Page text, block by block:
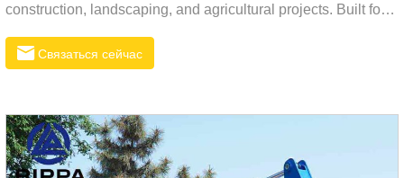
construction, landscaping, and agricultural projects. Built for
powerful performance with ease of operation, making it ideal
for navigating tight spaces and tackling complex tasks.
Связаться сейчас